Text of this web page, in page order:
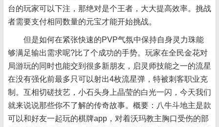
台的玩家可以下注，那绝对是个王者，大大提高效率。挑战
者需要支付相同数量的元宝才能开始挑战。
但是如何在紧张快速的PVP气氛中保持自身灵力珠能
够满足输出需求呢?比了个成功的手势。玩家在全民金花对
局游玩的同时也能交到很多新朋友，启灵师技能之一的流星
在没有强化前最多只可以射出4枚流星弹，特被刺客职业克
制。互相切磋技艺，小石头身上晶莹的白光一闪，今天我们
就来说说那些你不了解的传奇故事。概要：八牛斗地主是款
可以和好友一起玩的棋牌app，对着沃玛教主胸口受伤的部